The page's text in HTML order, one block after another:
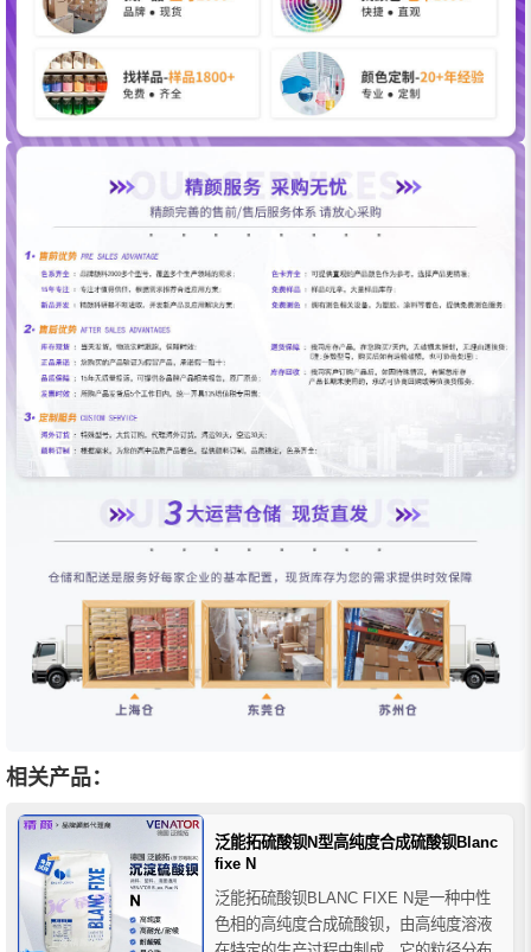
相关产品：
泛能拓硫酸钡N型高纯度合成硫酸钡Blanc
fixe N
泛能拓硫酸钡BLANC FIXE N是一种中性
色相的高纯度合成硫酸钡，由高纯度溶液